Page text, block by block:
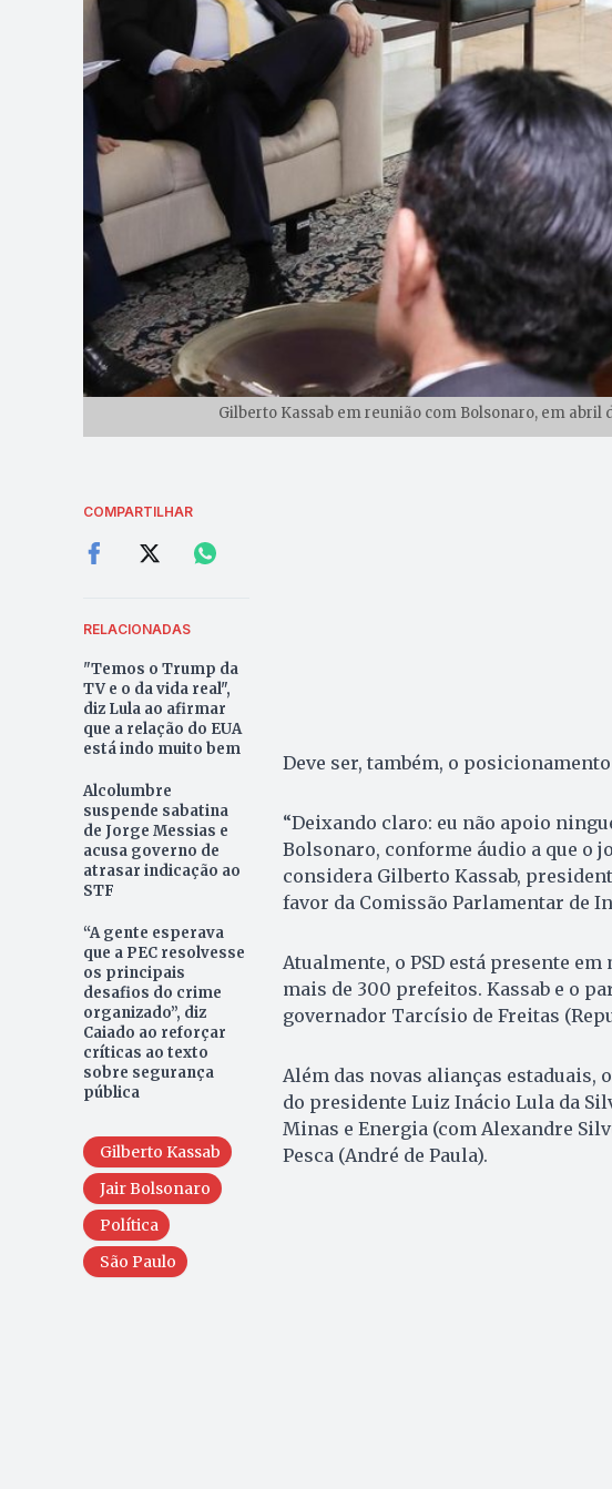
Gilberto Kassab em reunião com Bolsonaro, em abril
COMPARTILHAR
RELACIONADAS
"Temos o Trump da
TV e o da vida real",
diz Lula ao afirmar
que a relação do EUA
está indo muito bem
Alcolumbre
suspende sabatina
de Jorge Messias e
acusa governo de
atrasar indicação ao
STF
“A gente esperava
que a PEC resolvesse
os principais
desafios do crime
organizado”, diz
Caiado ao reforçar
críticas ao texto
sobre segurança
pública
Gilberto Kassab
Jair Bolsonaro
Política
São Paulo
Deve ser, também, o
“Deixando claro: eu não apoio
Bolsonaro, conforme áudio a que o
considera Gilberto Kassab,
favor da Comissão Parlamentar de
Atualmente, o PSD está presente
mais de 300 prefeitos. Kassab e o
governador Tarcísio de Freitas
Além das novas alianças estaduais,
do presidente Luiz Inácio Lula da
Minas e Energia (com Alexandre
Pesca (André de Paula).